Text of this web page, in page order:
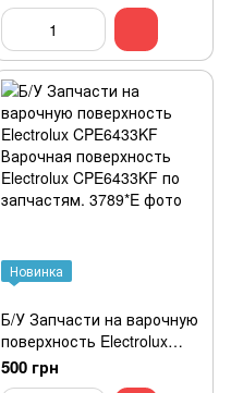
Новинка
Б/У Запчасти на варочную
поверхность Electrolux
CPE6433KF Варочная
поверхность Electrolux
500 грн